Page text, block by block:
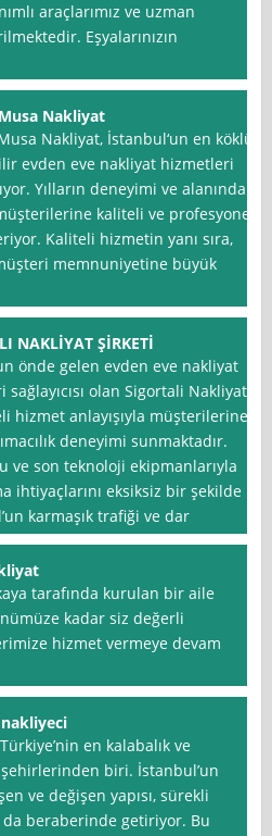
araçlarımız ve uzman
Eşyalarınızın
Nakliyat
Nakliyat, İstanbul‘un en köklü
evden eve nakliyat hizmetleri
Yılların deneyimi ve alanında
kaliteli ve profesyonel
Kaliteli hizmetin yanı sıra,
memnuniyetine büyük
NAKLİYAT ŞİRKETİ
önde gelen evden eve nakliyat
sağlayıcısı olan Sigortali Nakliyat
hizmet anlayışıyla müşterilerine
deneyimi sunmaktadır.
ve son teknoloji ekipmanlarıyla
ihtiyaçlarını eksiksiz bir şekilde
karmaşık trafiği ve dar
tarafında kurulan bir aile
kadar siz değerli
hizmet vermeye devam
en kalabalık ve
biri. İstanbul’un
ve değişen yapısı, sürekli
da beraberinde getiriyor. Bu